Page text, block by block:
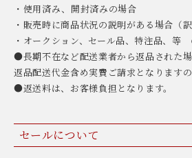
・使用済み、開封済みの場合
・販売時に商品状況の説明がある場合（
・オークション、セール品、特注品、等
●長期不在など配送業者から返品された
返品配送代金含め実費ご請求となりますの
●返送料は、お客様負担となります。
セールについて